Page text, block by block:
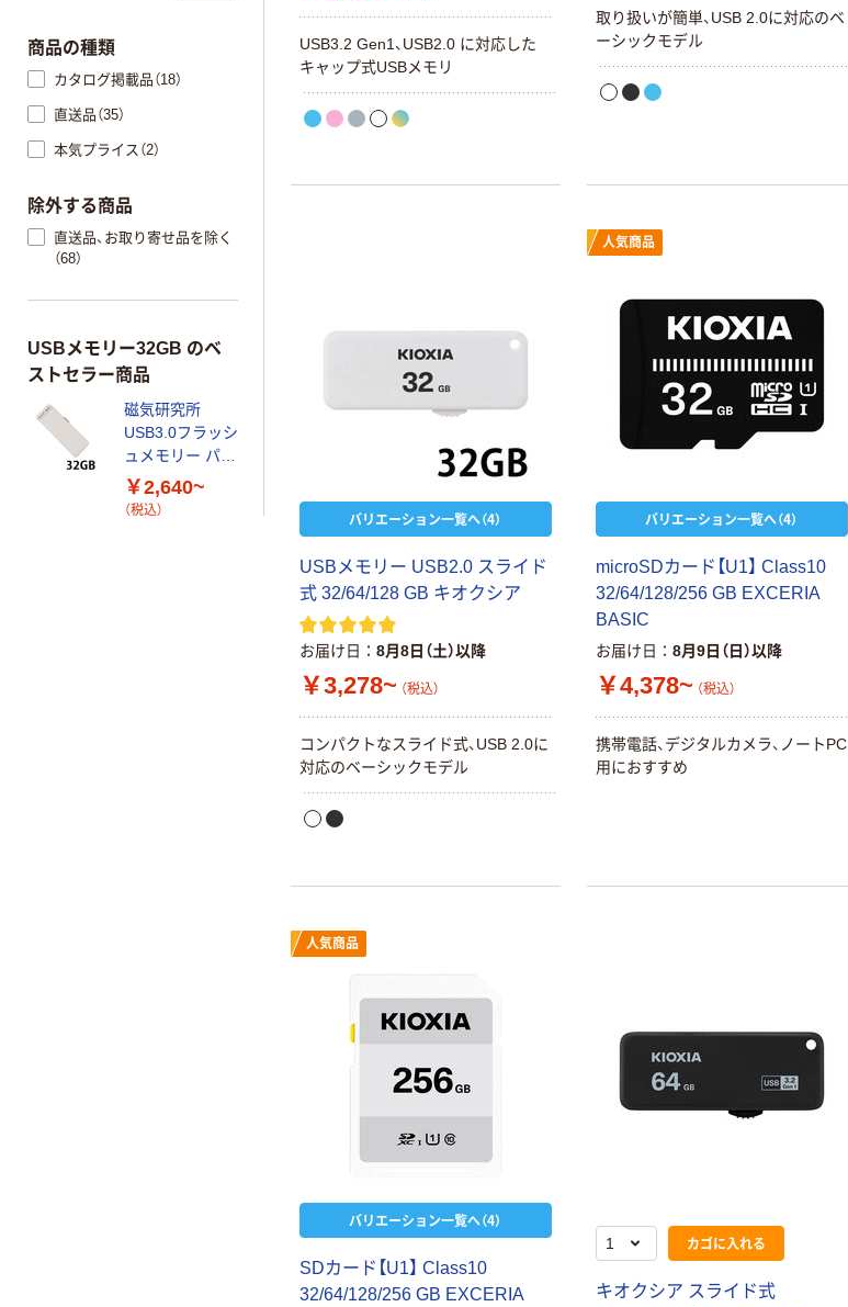
USB3.2 Gen1、USB2.0 に対応した
キャップ式USBメモリ
取り扱いが簡単、USB 2.0に対応のベ
ーシックモデル
バリエーション一覧へ（4）
USBメモリー USB2.0 スライド
式 32/64/128 GB キオクシア
お届け日 8月8日（土）以降
￥3,278~ （税込）
コンパクトなスライド式、USB 2.0に
対応のベーシックモデル
人気商品
バリエーション一覧へ（4）
microSDカード【U1】 Class10
32/64/128/256 GB EXCERIA
BASIC
お届け日 8月9日（日）以降
￥4,378~ （税込）
携帯電話、デジタルカメラ、ノートPC
用におすすめ
人気商品
バリエーション一覧へ（4）
SDカード【U1】 Class10
32/64/128/256 GB EXCERIA
カゴに入れる
キオクシア スライド式
商品の種類
カタログ掲載品（18）
直送品（35）
本気プライス（2）
除外する商品
直送品、お取り寄せ品を除く
（68）
USBメモリー32GB のベ
ストセラー商品
磁気研究所
USB3.0フラッシ
ュメモリー パス
ワードロック対
応
￥2,640~
（税込）